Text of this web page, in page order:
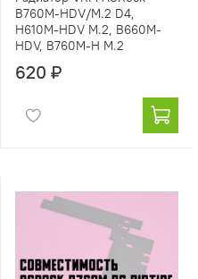
B760M-HDV/M.2 D4,
H610M-HDV M.2, B660M-
HDV, B760M-H M.2
620 ₽